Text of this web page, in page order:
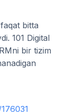
bitta
101 Digital
bir tizim